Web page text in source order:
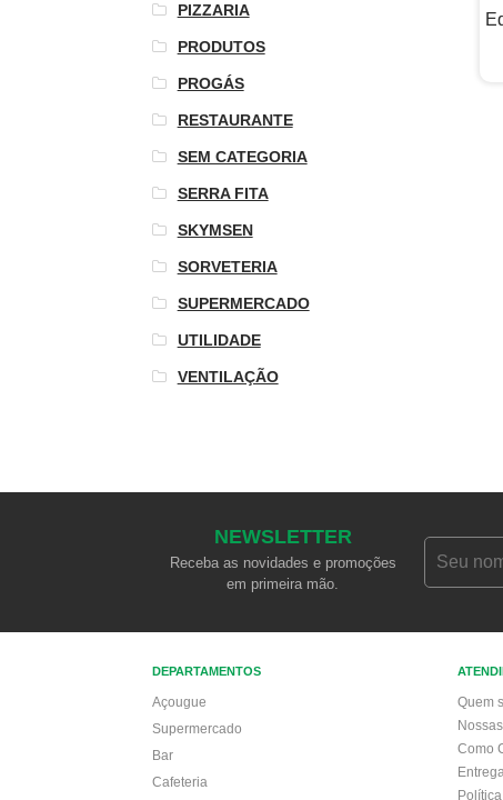
PIZZARIA
PRODUTOS
PROGÁS
RESTAURANTE
SEM CATEGORIA
SERRA FITA
SKYMSEN
SORVETERIA
SUPERMERCADO
UTILIDADE
VENTILAÇÃO
NEWSLETTER
Receba as novidades e promoções
em primeira mão.
DEPARTAMENTOS
Açougue
Supermercado
Bar
Cafeteria
Quem
Como